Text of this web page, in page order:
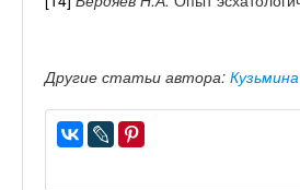
Другие статьи автора: